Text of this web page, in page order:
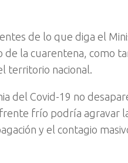
de lo que diga el
de la cuarentena, como
territorio nacional.
del Covid-19 no
frío podría agravar
y el contagio